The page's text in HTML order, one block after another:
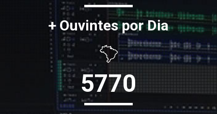
+ Ouvintes por Dia
5770